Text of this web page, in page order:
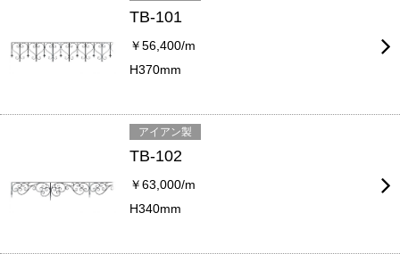
TB-101
￥56,400/m
H370mm
アイアン製
TB-102
￥63,000/m
H340mm